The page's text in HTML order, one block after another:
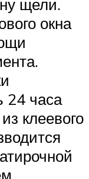
щели.
окна
24 часа
клеевого